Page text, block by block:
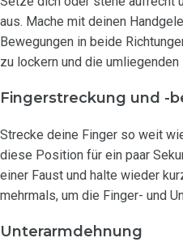
aus. Mache mit deinen
Bewegungen in beide
zu lockern und die
Fingerstreckung und -
Strecke deine Finger so weit
diese Position für ein paar
einer Faust und halte wieder
mehrmals, um die Finger- und
Unterarmdehnung